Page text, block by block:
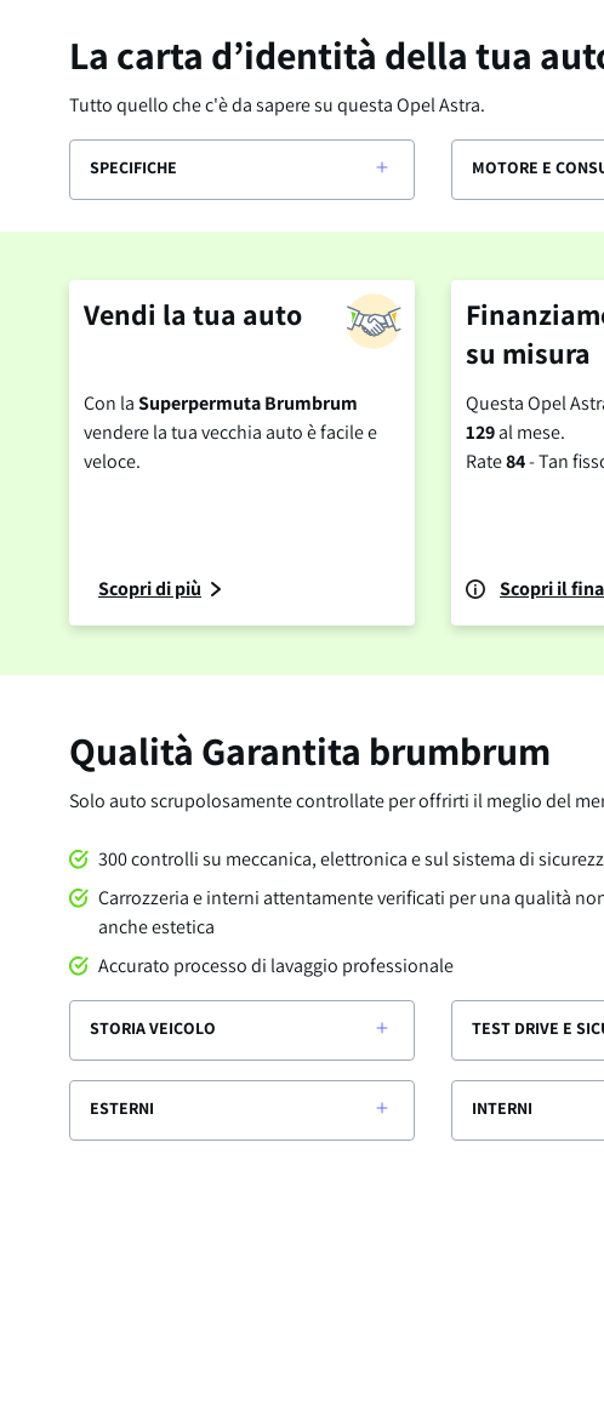
La carta d’identità della tua
Tutto quello che c'è da sapere su questaOpel Astra.
SPECIFICHE MOTORE E
Vendi la tua auto
Con laSuperpermuta Brumbrum
vendere la tua vecchia auto è facile e
veloce.
Scopri di più
su misura
Questa Opel
129al mese.
Rate84- Tan
Scopri il
Qualità Garantita brumbrum
Solo auto scrupolosamente controllate per offrirti il meglio del
300 controlli su meccanica, elettronica e sul sistema di
Carrozzeria e interni attentamente verificati per una qualità
anche estetica
Accurato processo di lavaggio professionale
STORIA VEICOLO TEST DRIVE E
ESTERNI INTERNI